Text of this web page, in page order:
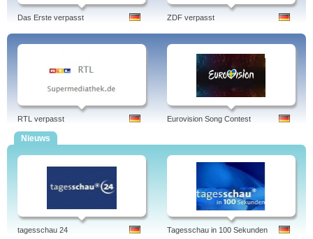
Das Erste verpasst ZDF verpasst
RTL verpasst Eurovision Song Contest
Nieuws
tagesschau 24 Tagesschau in 100 Sekunden